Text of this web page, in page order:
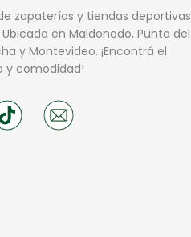
zapaterías y tiendas deportivas
en Maldonado, Punta del
y Montevideo. ¡Encontrá el
y comodidad!